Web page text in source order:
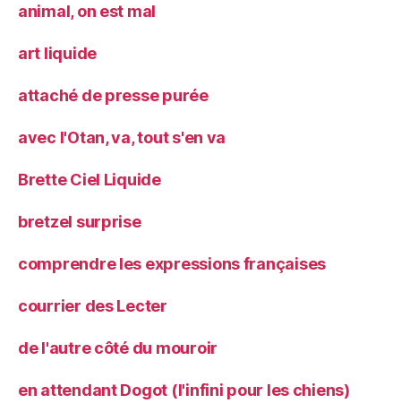
animal, on est mal
art liquide
attaché de presse purée
avec l'Otan, va, tout s'en va
Brette Ciel Liquide
bretzel surprise
comprendre les expressions françaises
courrier des Lecter
de l'autre côté du mouroir
en attendant Dogot (l'infini pour les chiens)